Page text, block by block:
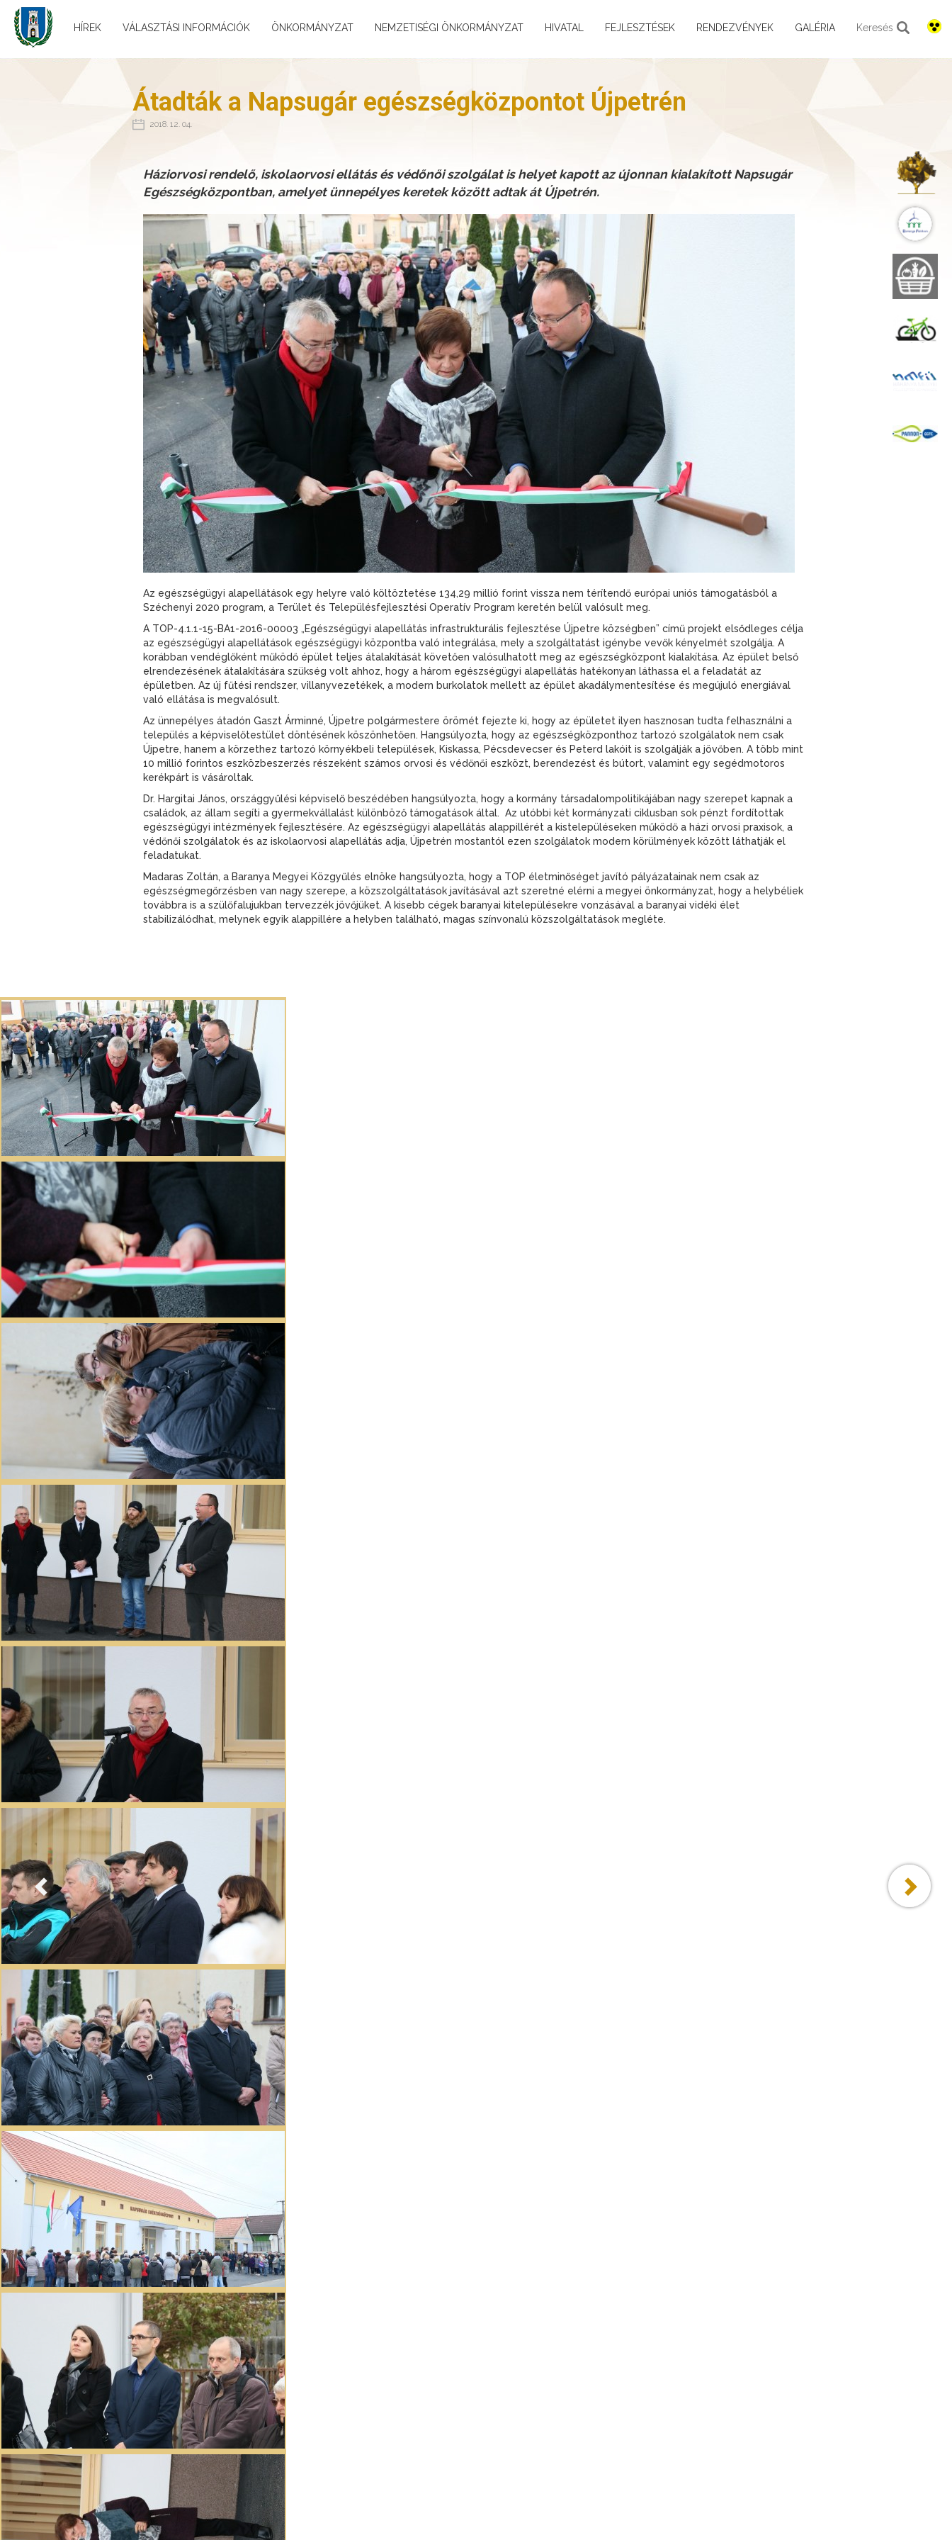
HÍREK VÁLASZTÁSI INFORMÁCIÓK ÖNKORMÁNYZAT NEMZETISÉGI ÖNKORMÁNYZAT HIVATAL FEJLESZTÉSEK RENDEZVÉNYEK GALÉRIA Keresés
Átadták a Napsugár egészségközpontot Újpetrén
2018. 12. 04.
Háziorvosi rendelő, iskolaorvosi ellátás és védőnői szolgálat is helyet kapott az újonnan kialakított Napsugár
Egészségközpontban, amelyet ünnepélyes keretek között adtak át Újpetrén.
Az egészségügyi alapellátások egy helyre való költöztetése 134,29 millió forint vissza nem térítendő európai uniós támogatásból a
Széchenyi 2020 program, a Terület és Településfejlesztési Operatív Program keretén belül valósult meg.
A TOP-4.1.1-15-BA1-2016-00003 „Egészségügyi alapellátás infrastrukturális fejlesztése Újpetre községben” című projekt elsődleges célja
az egészségügyi alapellátások egészségügyi központba való integrálása, mely a szolgáltatást igénybe vevők kényelmét szolgálja. A
korábban vendéglőként működő épület teljes átalakítását követően valósulhatott meg az egészségközpont kialakítása. Az épület belső
elrendezésének átalakítására szükség volt ahhoz, hogy a három egészségügyi alapellátás hatékonyan láthassa el a feladatát az
épületben. Az új fűtési rendszer, villanyvezetékek, a modern burkolatok mellett az épület akadálymentesítése és megújuló energiával
való ellátása is megvalósult.
Az ünnepélyes átadón Gaszt Árminné, Újpetre polgármestere örömét fejezte ki, hogy az épületet ilyen hasznosan tudta felhasználni a
település a képviselőtestület döntésének köszönhetően. Hangsúlyozta, hogy az egészségközponthoz tartozó szolgálatok nem csak
Újpetre, hanem a körzethez tartozó környékbeli települések, Kiskassa, Pécsdevecser és Peterd lakóit is szolgálják a jövőben. A több mint
10 millió forintos eszközbeszerzés részeként számos orvosi és védőnői eszközt, berendezést és bútort, valamint egy segédmotoros
kerékpárt is vásároltak.
Dr. Hargitai János, országgyűlési képviselő beszédében hangsúlyozta, hogy a kormány társadalompolitikájában nagy szerepet kapnak a
családok, az állam segíti a gyermekvállalást különböző támogatások által. Az utóbbi két kormányzati ciklusban sok pénzt fordítottak
egészségügyi intézmények fejlesztésére. Az egészségügyi alapellátás alappillérét a kistelepüléseken működő a házi orvosi praxisok, a
védőnői szolgálatok és az iskolaorvosi alapellátás adja, Újpetrén mostantól ezen szolgálatok modern körülmények között láthatják el
feladatukat.
Madaras Zoltán, a Baranya Megyei Közgyűlés elnöke hangsúlyozta, hogy a TOP életminőséget javító pályázatainak nem csak az
egészségmegőrzésben van nagy szerepe, a közszolgáltatások javításával azt szeretné elérni a megyei önkormányzat, hogy a helybéliek
továbbra is a szülőfalujukban tervezzék jövőjüket. A kisebb cégek baranyai kitelepülésekre vonzásával a baranyai vidéki élet
stabilizálódhat, melynek egyik alappillére a helyben található, magas színvonalú közszolgáltatások megléte.